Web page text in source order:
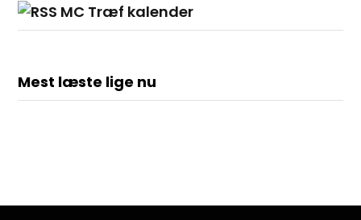
MC Træf kalender
Mest læste lige nu